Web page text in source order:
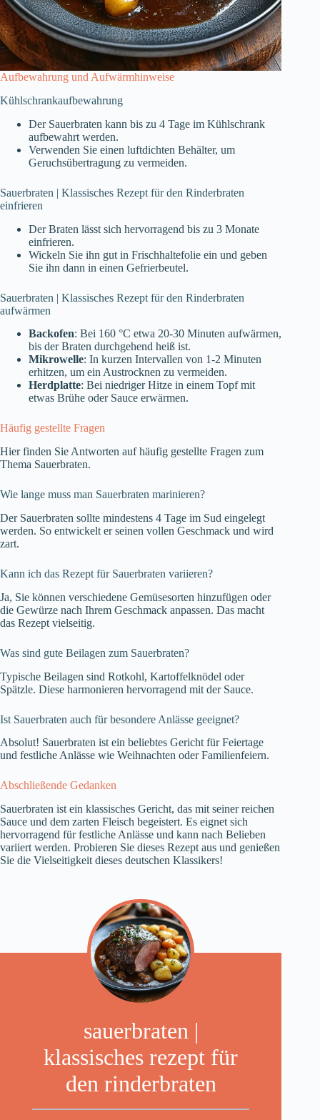
Aufbewahrung und Aufwärmhinweise
Kühlschrankaufbewahrung
Der Sauerbraten kann bis zu 4 Tage im Kühlschrank
aufbewahrt werden.
Verwenden Sie einen luftdichten Behälter, um
Geruchsübertragung zu vermeiden.
Sauerbraten | Klassisches Rezept für den Rinderbraten
einfrieren
Der Braten lässt sich hervorragend bis zu 3 Monate
einfrieren.
Wickeln Sie ihn gut in Frischhaltefolie ein und geben
Sie ihn dann in einen Gefrierbeutel.
Sauerbraten | Klassisches Rezept für den Rinderbraten
aufwärmen
Backofen: Bei 160 °C etwa 20-30 Minuten aufwärmen,
bis der Braten durchgehend heiß ist.
Mikrowelle: In kurzen Intervallen von 1-2 Minuten
erhitzen, um ein Austrocknen zu vermeiden.
Herdplatte: Bei niedriger Hitze in einem Topf mit
etwas Brühe oder Sauce erwärmen.
Häufig gestellte Fragen
Hier finden Sie Antworten auf häufig gestellte Fragen zum
Thema Sauerbraten.
Wie lange muss man Sauerbraten marinieren?
Der Sauerbraten sollte mindestens 4 Tage im Sud eingelegt
werden. So entwickelt er seinen vollen Geschmack und wird
zart.
Kann ich das Rezept für Sauerbraten variieren?
Ja, Sie können verschiedene Gemüsesorten hinzufügen oder
die Gewürze nach Ihrem Geschmack anpassen. Das macht
das Rezept vielseitig.
Was sind gute Beilagen zum Sauerbraten?
Typische Beilagen sind Rotkohl, Kartoffelknödel oder
Spätzle. Diese harmonieren hervorragend mit der Sauce.
Ist Sauerbraten auch für besondere Anlässe geeignet?
Absolut! Sauerbraten ist ein beliebtes Gericht für Feiertage
und festliche Anlässe wie Weihnachten oder Familienfeiern.
Abschließende Gedanken
Sauerbraten ist ein klassisches Gericht, das mit seiner reichen
Sauce und dem zarten Fleisch begeistert. Es eignet sich
hervorragend für festliche Anlässe und kann nach Belieben
variiert werden. Probieren Sie dieses Rezept aus und genießen
Sie die Vielseitigkeit dieses deutschen Klassikers!
sauerbraten |
klassisches rezept für
den rinderbraten